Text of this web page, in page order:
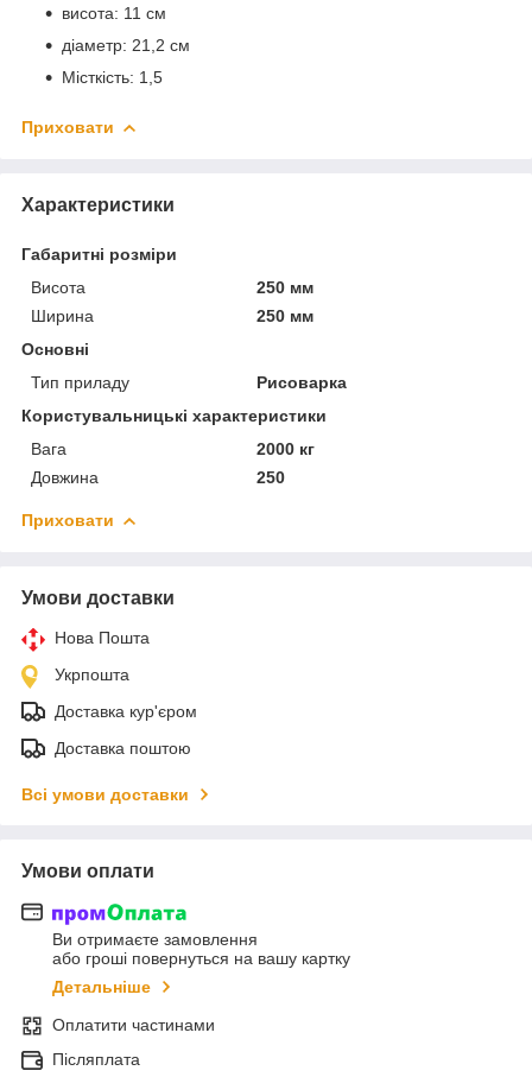
висота: 11 см
діаметр: 21,2 см
Місткість: 1,5
Приховати
Характеристики
Габаритні розміри
Висота
250 мм
Ширина
250 мм
Основні
Тип приладу
Рисоварка
Користувальницькі характеристики
Вага
2000 кг
Довжина
250
Приховати
Умови доставки
Нова Пошта
Укрпошта
Доставка кур'єром
Доставка поштою
Всі умови доставки
Умови оплати
Ви отримаєте замовлення
або гроші повернуться на вашу картку
Детальніше
Оплатити частинами
Післяплата